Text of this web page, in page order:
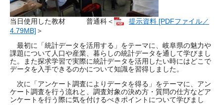
当日使用した教材 普通科＜
提示資料 [PDFファイル／
4.79MB] ＞
最初に「統計データを活用する」をテーマに、岐阜県の魅力や
課題について人口や産業、暮らしの統計データを通して学びまし
た。また探求学習で実際に統計データを活用したい時にはどこで
データを入手できるのかについて知識を習得しました。
次に「アンケート調査によりデータを得る」をテーマに、アン
ケート調査を行う流れと、調査対象の決め方・質問の仕方などア
ンケートを行う際に気を付けるべきポイントについて学びまし